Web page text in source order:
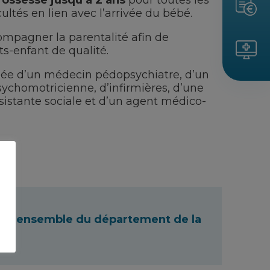
en lien avec l’arrivée du bébé.
la parentalité afin de
enfant de qualité.
d’un médecin pédopsychiatre, d’un
d’infirmières, d’une
sociale et d’un agent médico-
l’ensemble du département de la